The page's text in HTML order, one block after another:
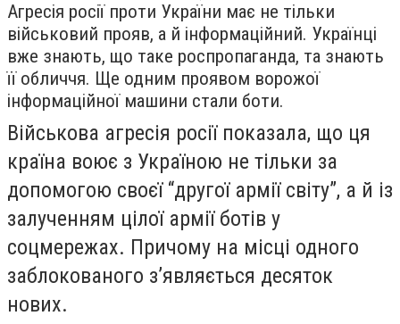
Агресія росії проти України має не тільки
військовий прояв, а й інформаційний. Українці
вже знають, що таке роспропаганда, та знають
її обличчя. Ще одним проявом ворожої
інформаційної машини стали боти.
Військова агресія росії показала, що ця
країна воює з Україною не тільки за
допомогою своєї “другої армії світу”, а й із
залученням цілої армії ботів у
соцмережах. Причому на місці одного
заблокованого з’являється десяток
нових.